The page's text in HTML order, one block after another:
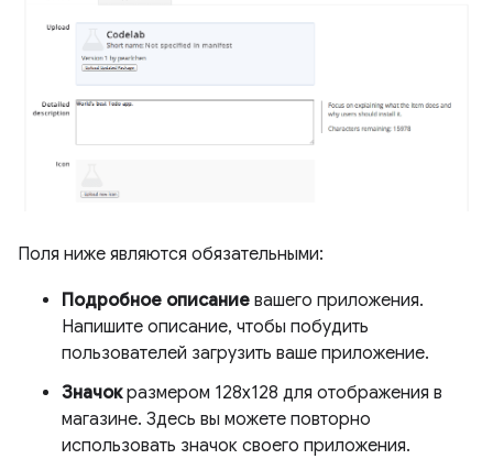
Поля ниже являются обязательными:
Подробное описание вашего приложения.
Напишите описание, чтобы побудить
пользователей загрузить ваше приложение.
Значокразмером 128x128 для отображения в
магазине. Здесь вы можете повторно
использовать значок своего приложения.